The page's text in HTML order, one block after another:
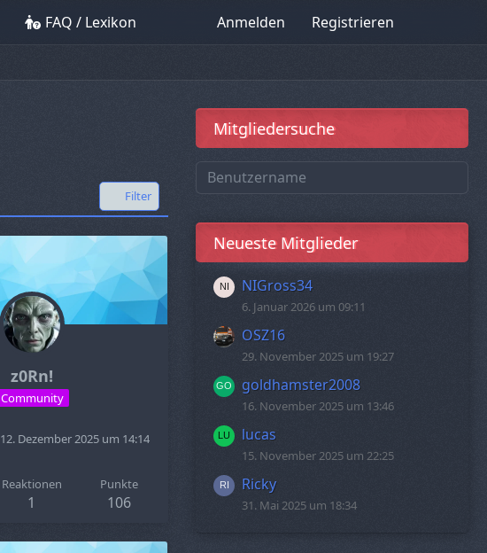
FAQ / Lexikon Anmelden Registrieren
Filter
z0Rn!
Community
12. Dezember 2025 um 14:14
Reaktionen
1
Punkte
106
Mitgliedersuche
Neueste Mitglieder
NIGross34
6. Januar 2026 um 09:11
OSZ16
29. November 2025 um 19:27
goldhamster2008
16. November 2025 um 13:46
lucas
15. November 2025 um 22:25
Ricky
31. Mai 2025 um 18:34